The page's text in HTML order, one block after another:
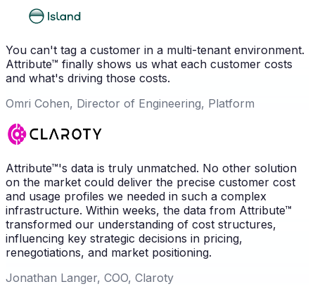
You can't tag a customer in a multi-tenant environment.
Attribute™ finally shows us what each customer costs
and what's driving those costs.
Omri Cohen, Director of Engineering, Platform
Attribute™'s data is truly unmatched. No other solution
on the market could deliver the precise customer cost
and usage profiles we needed in such a complex
infrastructure. Within weeks, the data from Attribute™
transformed our understanding of cost structures,
influencing key strategic decisions in pricing,
renegotiations, and market positioning.
Jonathan Langer, COO, Claroty